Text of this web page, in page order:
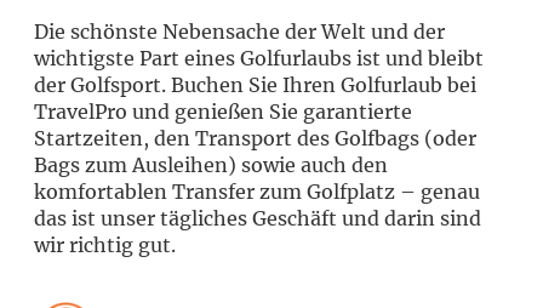
Die schönste Nebensache der Welt und der
wichtigste Part eines Golfurlaubs ist und bleibt
der Golfsport. Buchen Sie Ihren Golfurlaub bei
TravelPro und genießen Sie garantierte
Startzeiten, den Transport des Golfbags (oder
Bags zum Ausleihen) sowie auch den
komfortablen Transfer zum Golfplatz – genau
das ist unser tägliches Geschäft und darin sind
wir richtig gut.